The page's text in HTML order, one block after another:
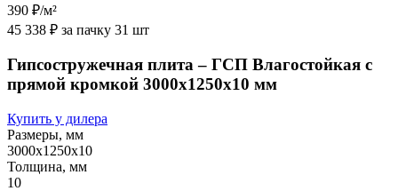
390 ₽/м²
45 338 ₽ за пачку 31 шт
Гипсостружечная плита – ГСП Влагостойкая с
прямой кромкой 3000х1250х10 мм
Купить у дилера
Размеры, мм
3000х1250х10
Толщина, мм
10